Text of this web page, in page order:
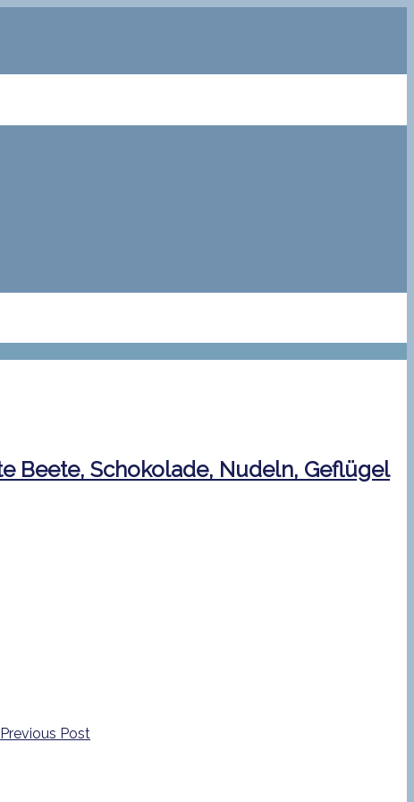
Previous Post